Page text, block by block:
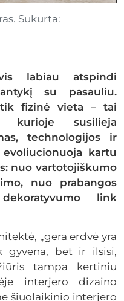
Sukurta:
labiau atspindi
su pasauliu.
fizinė vieta – tai
kurioje susilieja
technologijos ir
kartu
nuo vartotojiškumo
nuo prabangos
link
„gera erdvė yra
gyvena, bet ir ilsisi,
tampa kertiniu
interjero dizaino
šiuolaikinio interjero